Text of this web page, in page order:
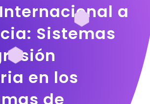
a
Sistemas
en los
de